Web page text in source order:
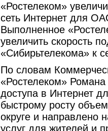
«Ростелеком»
сеть Интернет для
Выполненное
увеличить скорость
«Сибирьтелекома» к
По словам
«Ростелеком»
доступа в Интернет
быстрому росту
округе и направлено
услуг для жителей и